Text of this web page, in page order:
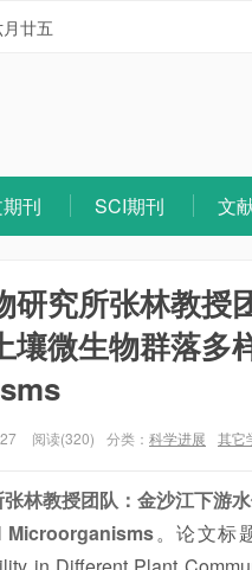
廿五
刊 SCI期刊 文
研究所张林教授
壤微生物群落多
阅读(320) 分类： 科学进展 其它
林教授团队：金沙江下游
Microorganisms。论文标